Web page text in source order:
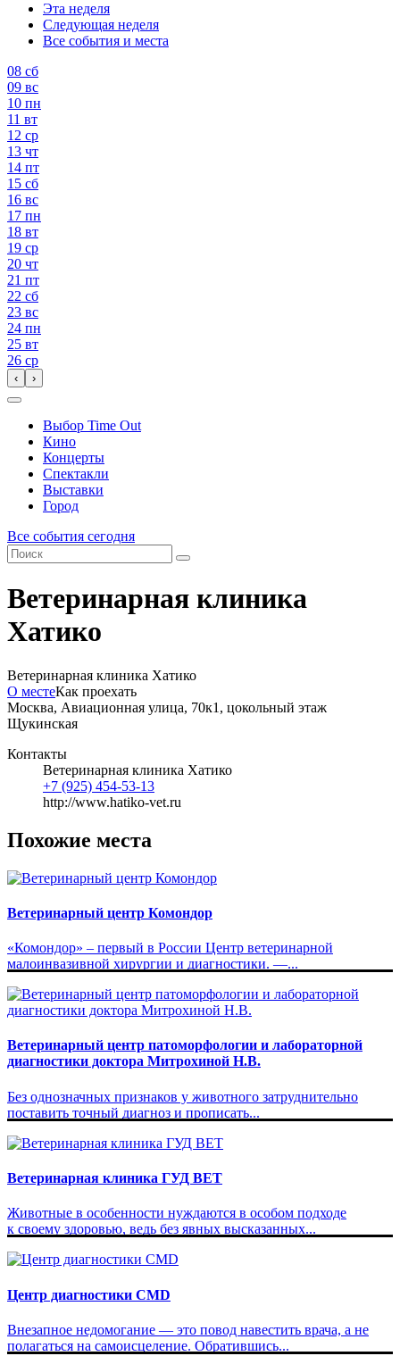
Эта неделя
Следующая неделя
Все события и места
08 сб
09 вс
10 пн
11 вт
12 ср
13 чт
14 пт
15 сб
16 вс
17 пн
18 вт
19 ср
20 чт
21 пт
22 сб
23 вс
24 пн
25 вт
26 ср
‹ ›
Выбор Time Out
Кино
Концерты
Спектакли
Выставки
Город
Все события сегодня
Ветеринарная клиника
Хатико
Ветеринарная клиника Хатико
О местеКак проехать
Москва, Авиационная улица, 70к1, цокольный этаж
Щукинская
Контакты
Ветеринарная клиника Хатико
+7 (925) 454-53-13
http://www.hatiko-vet.ru
Похожие места
Ветеринарный центр Комондор
«Комондор» – первый в России Центр ветеринарной
малоинвазивной хирургии и диагностики. —...
Ветеринарный центр патоморфологии и лабораторной
диагностики доктора Митрохиной Н.В.
Без однозначных признаков у животного затруднительно
поставить точный диагноз и прописать...
Ветеринарная клиника ГУД ВЕТ
Животные в особенности нуждаются в особом подходе
к своему здоровью, ведь без явных высказанных...
Центр диагностики CMD
Внезапное недомогание — это повод навестить врача, а не
полагаться на самоисцеление. Обратившись...